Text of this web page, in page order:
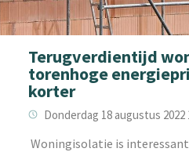
Terugverdientijd
torenhoge
korter
Donderdag 18 augustus 2022
Woningisolatie is